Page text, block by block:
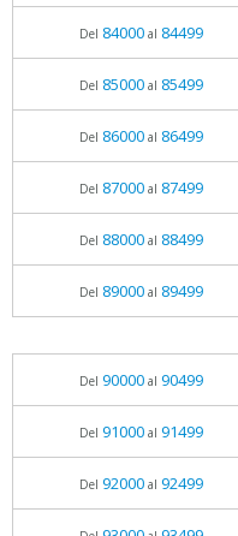
Del 84000al 84499
Del 85000al 85499
Del 86000al 86499
Del 87000al 87499
Del 88000al 88499
Del 89000al 89499
Del 90000al 90499
Del 91000al 91499
Del 92000al 92499